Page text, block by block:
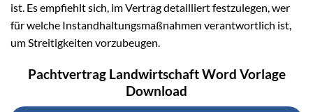
ist. Es empfiehlt sich, im Vertrag detailliert festzulegen, wer
für welche Instandhaltungsmaßnahmen verantwortlich ist,
um Streitigkeiten vorzubeugen.
Pachtvertrag Landwirtschaft Word Vorlage
Download